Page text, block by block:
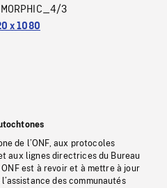
3
x 1080
de l’ONF, aux protocoles
aux lignes directrices du Bureau
est à revoir et à mettre à jour
des communautés